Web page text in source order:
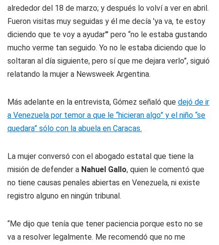
alrededor del 18 de marzo; y después lo volví a ver en abril.
Fueron visitas muy seguidas y él me decía 'ya va, te estoy
diciendo que te voy a ayudar'" pero “no le estaba gustando
mucho verme tan seguido. Yo no le estaba diciendo que lo
soltaran al día siguiente, pero sí que me dejara verlo”, siguió
relatando la mujer a Newsweek Argentina.
Más adelante en la entrevista, Gómez señaló que dejó de ir
a Venezuela por temor a que le “hicieran algo” y el niño “se
quedara” sólo con la abuela en Caracas.
La mujer conversó con el abogado estatal que tiene la
misión de defender a Nahuel Gallo, quien le comentó que
no tiene causas penales abiertas en Venezuela, ni existe
registro alguno en ningún tribunal.
“Me dijo que tenía que tener paciencia porque esto no se
va a resolver legalmente. Me recomendó que no me